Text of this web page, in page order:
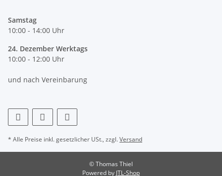
Samstag
10:00 - 14:00 Uhr
24. Dezember Werktags
10:00 - 12:00 Uhr
und nach Vereinbarung
* Alle Preise inkl. gesetzlicher USt., zzgl.Versand
© Thomas Thiel
Powered by JTL-Shop